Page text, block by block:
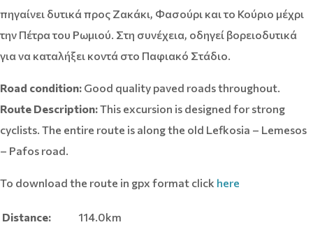
πηγαίνει δυτικά προς Ζακάκι, Φασούρι και το Κούριο μέχρι
την Πέτρα του Ρωμιού. Στη συνέχεια, οδηγεί βορειοδυτικά
για να καταλήξει κοντά στο Παφιακό Στάδιο.
Road condition: Good quality paved roads throughout.
Route Description:This excursion is designed for strong
cyclists. The entire route is along the old Lefkosia – Lemesos
– Pafos road.
To download the route in gpx format click here
Distance:
114.0km